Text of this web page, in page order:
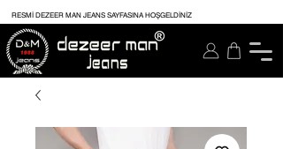
RESMİ DEZEER MAN JEANS SAYFASINA HOŞGELDİNİZ